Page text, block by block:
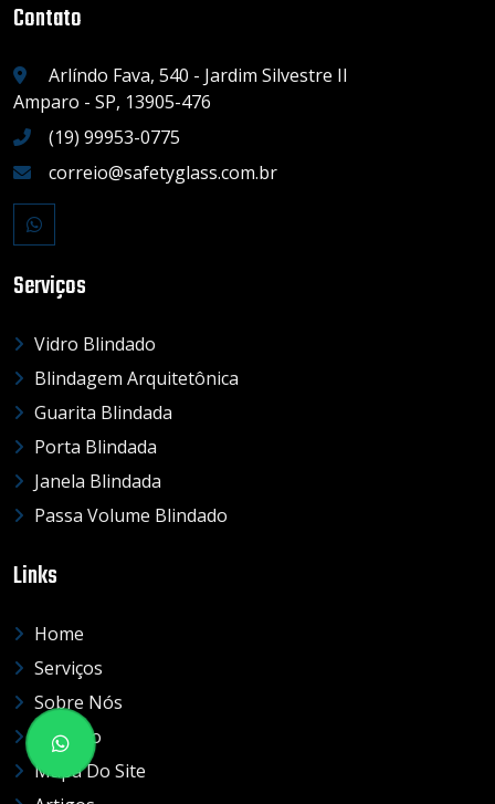
Contato
Arlíndo Fava, 540 - Jardim Silvestre II
Amparo - SP, 13905-476
(19) 99953-0775
correio@safetyglass.com.br
Serviços
Vidro Blindado
Blindagem Arquitetônica
Guarita Blindada
Porta Blindada
Janela Blindada
Passa Volume Blindado
Links
Home
Serviços
Sobre Nós
Contato
Mapa Do Site